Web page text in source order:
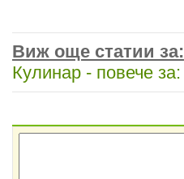
Виж още статии за:
Кулинар - повече за: